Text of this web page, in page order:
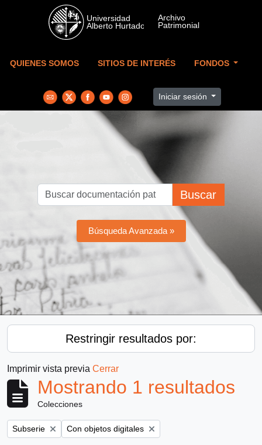
Skip to main content
QUIENES SOMOS SITIOS DE INTERÉS FONDOS
Iniciar sesión
Buscar
Búsqueda Avanzada »
Restringir resultados por:
Imprimir vista previa Cerrar
Mostrando 1 resultados
Colecciones
Remove filter:
Subserie Remove filter:
Con objetos digitales